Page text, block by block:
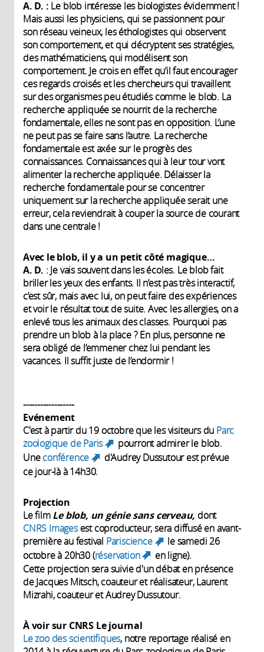
A. D. : Le blob intéresse les biologistes évidemment !
Mais aussi les physiciens, qui se passionnent pour
son réseau veineux, les éthologistes qui observent
son comportement, et qui décryptent ses stratégies,
des mathématiciens, qui modélisent son
comportement. Je crois en effet qu’il faut encourager
ces regards croisés et les chercheurs qui travaillent
sur des organismes peu étudiés comme le blob. La
recherche appliquée se nourrit de la recherche
fondamentale, elles ne sont pas en opposition. L’une
ne peut pas se faire sans l’autre. La recherche
fondamentale est axée sur le progrès des
connaissances. Connaissances qui à leur tour vont
alimenter la recherche appliquée. Délaisser la
recherche fondamentale pour se concentrer
uniquement sur la recherche appliquée serait une
erreur, cela reviendrait à couper la source de courant
dans une centrale !
Avec le blob, il y a un petit côté magique…
A. D. : Je vais souvent dans les écoles. Le blob fait
briller les yeux des enfants. Il n’est pas très interactif,
c’est sûr, mais avec lui, on peut faire des expériences
et voir le résultat tout de suite. Avec les allergies, on a
enlevé tous les animaux des classes. Pourquoi pas
prendre un blob à la place ? En plus, personne ne
sera obligé de l’emmener chez lui pendant les
vacances. Il suffit juste de l’endormir !
------------------
Evénement
C'est à partir du 19 octobre que les visiteurs du Parc
zoologique de Paris
(link is external)
pourront admirer le blob.
Uneconférence (link is external)
d'Audrey Dussutour est prévue
ce jour-là à 14h30.
Projection
Le filmLe blob, un génie sans cerveau, dont
CNRS Imagesest coproducteur, sera diffusé en avant-
première au festival Pariscience (link is external)
le samedi 26
octobre à 20h30 (réservation (link is external)
en ligne).
Cette projection sera suivie d'un débat en présence
de Jacques Mitsch, coauteur et réalisateur, Laurent
Mizrahi, coauteur et Audrey Dussutour.
À voir sur CNRS Le journal
Le zoo des scientifiques, notre reportage réalisé en